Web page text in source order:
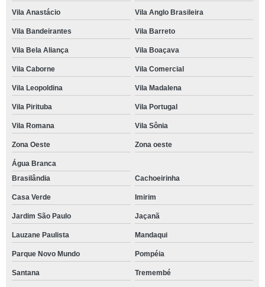
Vila Anastácio Vila Anglo Brasileira
Vila Bandeirantes Vila Barreto
Vila Bela Aliança Vila Boaçava
Vila Caborne Vila Comercial
Vila Leopoldina Vila Madalena
Vila Pirituba Vila Portugal
Vila Romana Vila Sônia
Zona Oeste Zona oeste
Água Branca
Brasilândia
Cachoeirinha
Casa Verde Imirim
Jardim São Paulo Jaçanã
Lauzane Paulista Mandaqui
Parque Novo Mundo Pompéia
Santana Tremembé